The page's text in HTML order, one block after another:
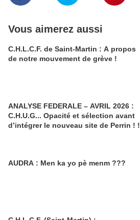
Vous aimerez aussi
C.H.L.C.F. de Saint-Martin : A propos
de notre mouvement de grève !
ANALYSE FEDERALE – AVRIL 2026 :
C.H.U.G... Opacité et sélection avant
d’intégrer le nouveau site de Perrin ! !
AUDRA : Men ka yo pè menm ???